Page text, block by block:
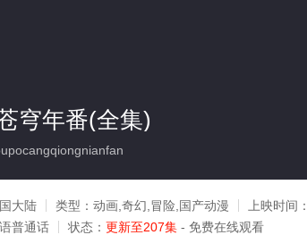
穹年番(全集)
大陆 类型： 动画,奇幻,冒险,国产动漫 上映时间：
普通话 状态： 更新至207集 - 免费在线观看